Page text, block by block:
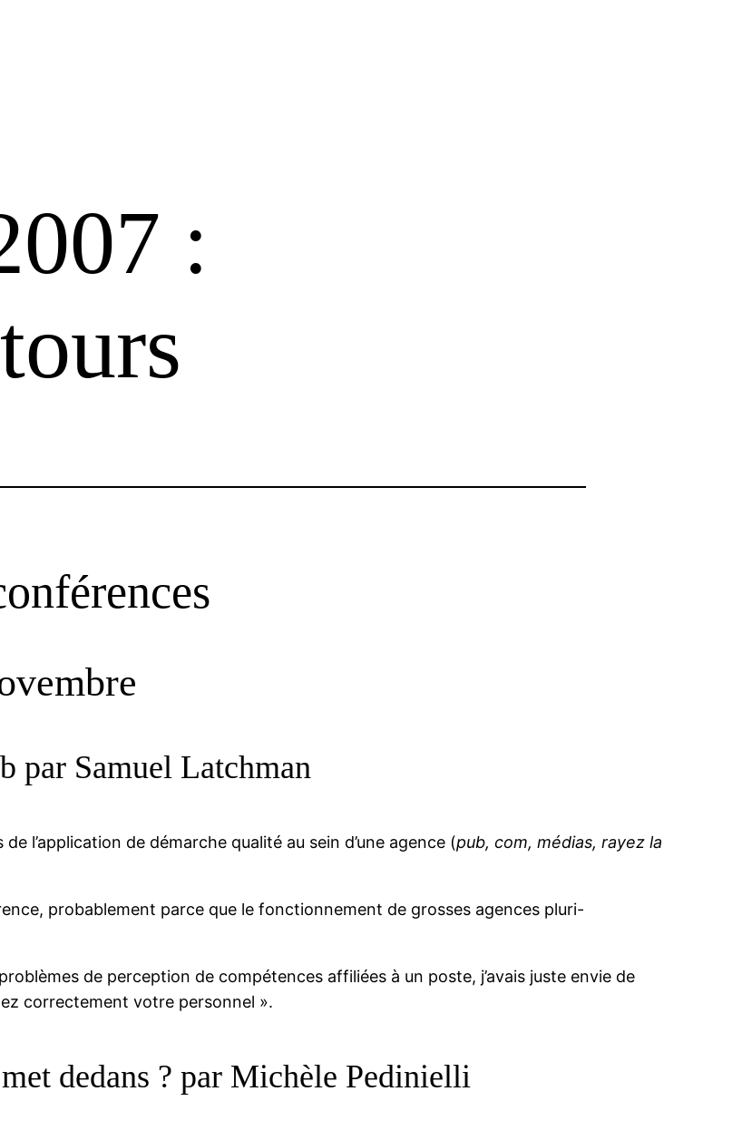
:
par Samuel Latchman
l’application de démarche qualité au sein d’une agence (pub, com, médias, rayez la
probablement parce que le fonctionnement de grosses agences pluri-
de perception de compétences affiliées à un poste, j’avais juste envie de
correctement votre personnel ».
dedans ? par Michèle Pedinielli